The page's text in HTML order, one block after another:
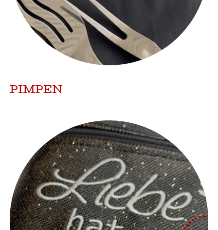
PIMPEN